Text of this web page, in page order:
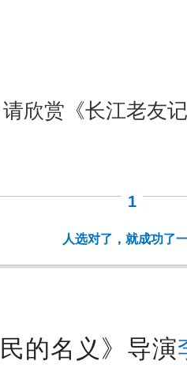
请欣赏《长江老友
1
人选对了，就成功了
的名义》导演